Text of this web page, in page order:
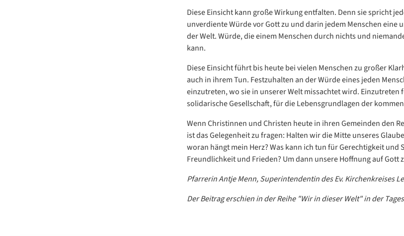
Diese Einsicht kann große Wirkung entfalten. Denn sie spricht
unverdiente Würde vor Gott zu und darin jedem Menschen eine
der Welt. Würde, die einem Menschen durch nichts und
kann.
Diese Einsicht führt bis heute bei vielen Menschen zu großer
auch in ihrem Tun. Festzuhalten an der Würde eines jeden
einzutreten, wo sie in unserer Welt missachtet wird. Einzutreten
solidarische Gesellschaft, für die Lebensgrundlagen der
Wenn Christinnen und Christen heute in ihren Gemeinden den
ist das Gelegenheit zu fragen: Halten wir die Mitte unseres
woran hängt mein Herz? Was kann ich tun für Gerechtigkeit und
Freundlichkeit und Frieden? Um dann unsere Hoffnung auf Gott
Pfarrerin Antje Menn, Superintendentin des Ev. Kirchenkreises
Der Beitrag erschien in der Reihe "Wir in dieser Welt" in der